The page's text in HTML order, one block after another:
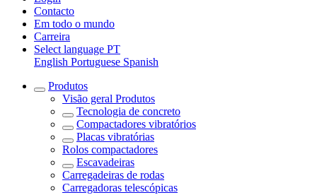
Contacto
Em todo o mundo
Carreira
Select language PT
English Portuguese Spanish
Produtos
Visão geral Produtos
Tecnologia de concreto
Compactadores vibratórios
Placas vibratórias
Rolos compactadores
Escavadeiras
Carregadeiras de rodas
Carregadoras telescópicas